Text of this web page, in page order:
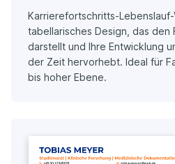
Karrierefortschritts-Lebenslauf-
tabellarisches Design, das den
darstellt und Ihre Entwicklung
der Zeit hervorhebt. Ideal für
bis hoher Ebene.